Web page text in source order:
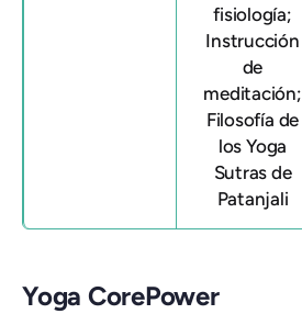
fisiología;
Instrucción
de
meditación;
Filosofía de
los Yoga
Sutras de
Patanjali
Yoga CorePower